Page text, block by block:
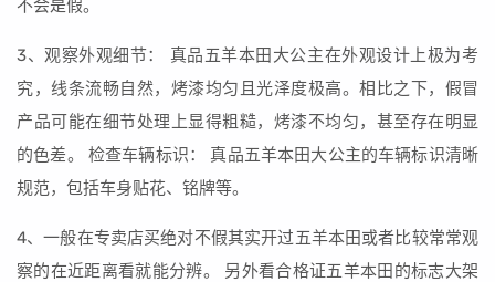
不会是假。
3、观察外观细节： 真品五羊本田大公主在外观设计上极为考
究，线条流畅自然，烤漆均匀且光泽度极高。相比之下，假冒
产品可能在细节处理上显得粗糙，烤漆不均匀，甚至存在明显
的色差。 检查车辆标识： 真品五羊本田大公主的车辆标识清晰
规范，包括车身贴花、铭牌等。
4、一般在专卖店买绝对不假其实开过五羊本田或者比较常常观
察的在近距离看就能分辨。 另外看合格证五羊本田的标志大架